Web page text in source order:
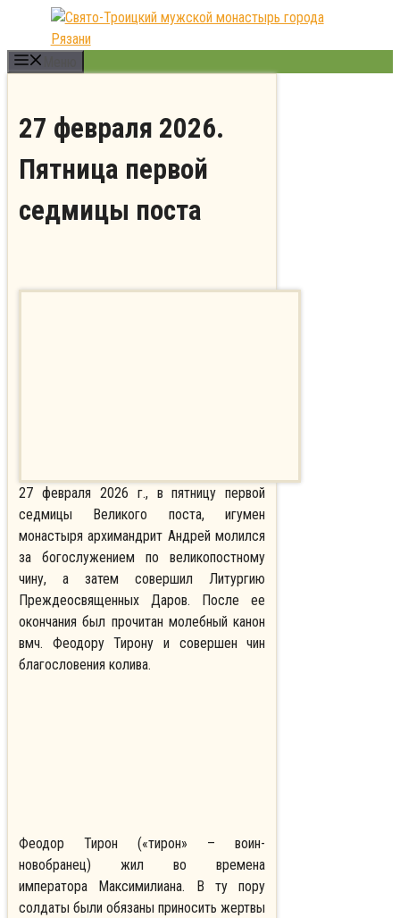
Перейти
содержимому
27 февраля 2026.
Пятница первой
седмицы поста
27 февраля 2026 г., в пятницу первой
седмицы Великого поста, игумен
монастыря архимандрит Андрей молился
за богослужением по великопостному
чину, а затем совершил Литургию
Преждеосвященных Даров. После ее
окончания был прочитан молебный канон
вмч. Феодору Тирону и совершен чин
благословения колива.
Феодор Тирон («тирон» – воин-
новобранец) жил во времена
императора Максимилиана. В ту пору
солдаты были обязаны приносить жертвы